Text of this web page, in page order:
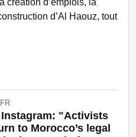
création d’emplois, la
d’Al Haouz, tout
"Activists
to Morocco’s legal